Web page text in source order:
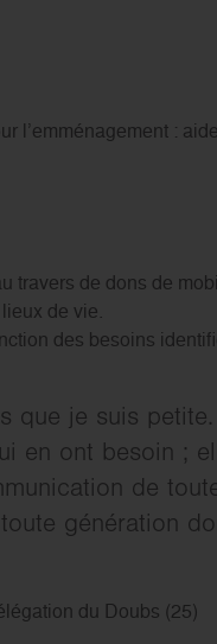
l’emménagement :
travers de dons de
de vie.
des besoins
que je suis petite.
en ont besoin ;
de
génération
du Doubs (25)